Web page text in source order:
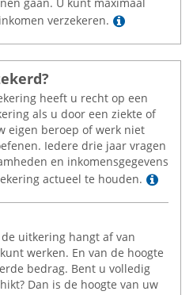
verzekeren.
Lees meer
heeft u recht op een
als u door een ziekte of
eigen beroep of werk niet
Iedere drie jaar vragen
en inkomensgegevens
actueel te houden.
Lees
uitkering hangt af van
werken. En van de hoogte
bedrag. Bent u volledig
Dan is de hoogte van uw